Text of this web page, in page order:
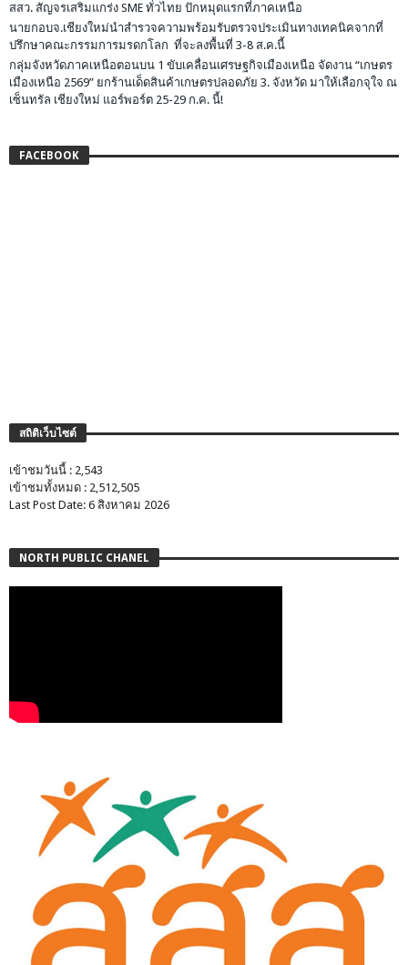
สสว. สัญจรเสริมแกร่ง SME ทั่วไทย ปักหมุดแรกที่ภาคเหนือ
นายกอบจ.เชียงใหม่นำสำรวจความพร้อมรับตรวจประเมินทางเทคนิคจากที่
ปรึกษาคณะกรรมการมรดกโลก ที่จะลงพื้นที่ 3-8 ส.ค.นี้
กลุ่มจังหวัดภาคเหนือตอนบน 1 ขับเคลื่อนเศรษฐกิจเมืองเหนือ จัดงาน “เกษตร
เมืองเหนือ 2569” ยกร้านเด็ดสินค้าเกษตรปลอดภัย 3. จังหวัด มาให้เลือกจุใจ ณ
เซ็นทรัล เชียงใหม่ แอร์พอร์ต 25-29 ก.ค. นี้!
FACEBOOK
สถิติเว็บไซต์
เข้าชมวันนี้ : 2,543
เข้าชมทั้งหมด : 2,512,505
Last Post Date: 6 สิงหาคม 2026
NORTH PUBLIC CHANEL